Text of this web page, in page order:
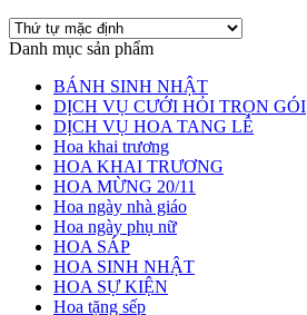
Danh mục sản phẩm
BÁNH SINH NHẬT
DỊCH VỤ CƯỚI HỎI TRỌN GÓI
DỊCH VỤ HOA TANG LỄ
Hoa khai trương
HOA KHAI TRƯƠNG
HOA MỪNG 20/11
Hoa ngày nhà giáo
Hoa ngày phụ nữ
HOA SÁP
HOA SINH NHẬT
HOA SỰ KIỆN
Hoa tặng sếp